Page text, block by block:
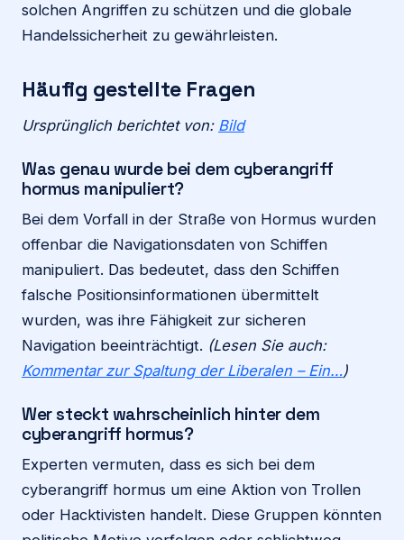
solchen Angriffen zu schützen und die globale
Handelssicherheit zu gewährleisten.
Häufig gestellte Fragen
Ursprünglich berichtet von: Bild
Was genau wurde bei dem cyberangriff
hormus manipuliert?
Bei dem Vorfall in der Straße von Hormus wurden
offenbar die Navigationsdaten von Schiffen
manipuliert. Das bedeutet, dass den Schiffen
falsche Positionsinformationen übermittelt
wurden, was ihre Fähigkeit zur sicheren
Navigation beeinträchtigt. (Lesen Sie auch:
Kommentar zur Spaltung der Liberalen – Ein…)
Wer steckt wahrscheinlich hinter dem
cyberangriff hormus?
Experten vermuten, dass es sich bei dem
cyberangriff hormus um eine Aktion von Trollen
oder Hacktivisten handelt. Diese Gruppen könnten